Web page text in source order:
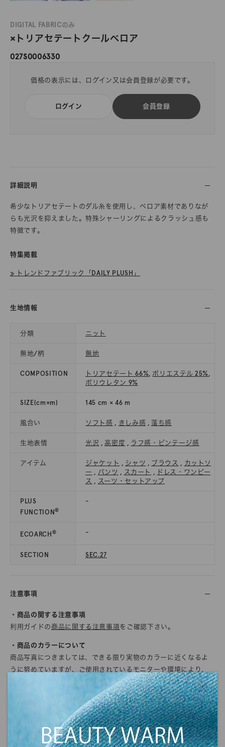
DIGITAL FABRICのみ
×トリアセテートクールベロア
027S0006330
価格の表示には、ログイン又は会員登録が必要です。
ログイン 会員登録
詳細説明
希少なトリアセテートのダル糸を使用し、ベロア素材でありなが
らも光沢を抑えました。特殊シャーリングによるクラッシュ感も
特徴です。
特集掲載
≫ トレンドファブリック「DAILY PLUSH」
生地情報
分類 ニット
無地/柄 無地
COMPOSITION トリアセテート 66%, ポリエステル 25%,
ポリウレタン 9%
SIZE(cm×m) 145 cm × 46 m
風合い ソフト感 , きしみ感 , 落ち感
生地表情 光沢 , 高密度 , ラフ感・ビンテージ感
アイテム ジャケット , シャツ , ブラウス , カットソ
ー , パンツ , スカート , ドレス・ワンピー
ス , スーツ・セットアップ
PLUS
FUNCTION®
-
ECOARCH® -
SECTION SEC.27
注意事項
・商品の関する注意事項
利用ガイドの商品に関する注意事項をご確認下さい。
・商品のカラーについて
商品写真につきましては、できる限り実物のカラーに近くなるよ
うに努めていますが、ご使用されているモニターや環境により、
実物と色の見え方が若干異なる場合がございます。
また、生地の質感や光沢感に関しましても、画面上で完全に再現
することができません。
ご注文の前にサンプル帳でのご確認をお勧めします。
・商品の発送について